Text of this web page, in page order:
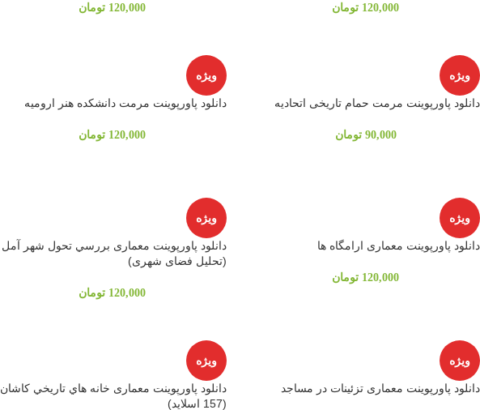
120,000 تومان 120,000 تومان
ویژه
دانلود پاورپوینت مرمت حمام تاریخی اتحادیه
90,000 تومان
ویژه
دانلود پاورپوینت مرمت دانشکده هنر ارومیه
120,000 تومان
ویژه
دانلود پاورپوینت معماری ارامگاه ها
120,000 تومان
ویژه
دانلود پاورپوینت معماری بررسي تحول شهر آمل
(تحلیل فضای شهری)
120,000 تومان
ویژه
دانلود پاورپوینت معماری تزئينات در مساجد
ویژه
دانلود پاورپوینت معماری خانه هاي تاريخي كاشان
(157 اسلاید)